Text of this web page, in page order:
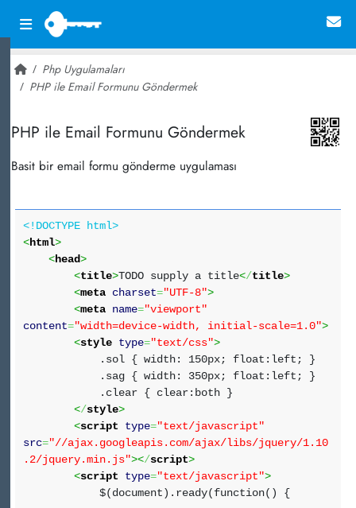
Php Uygulamaları
PHP ile Email Formunu Göndermek
PHP ile Email Formunu Göndermek
Basit bir email formu gönderme uygulaması
<!DOCTYPE html>
<html>
<head>
<title>TODO supply a title</title>
<meta charset="UTF-8">
<meta name="viewport"
content="width=device-width, initial-scale=1.0">
<style type="text/css">
.sol { width: 150px; float:left; }
.sag { width: 350px; float:left; }
.clear { clear:both }
</style>
<script type="text/javascript"
src="//ajax.googleapis.com/ajax/libs/jquery/1.10
.2/jquery.min.js"></script>
<script type="text/javascript">
$(document).ready(function() {